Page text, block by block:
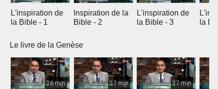
L'inspiration de
la Bible - 1
Inspiration de la
Bible - 2
L'inspiration de
la Bible - 3
la
Le livre de la Genèse
26 min 27 min 27 min